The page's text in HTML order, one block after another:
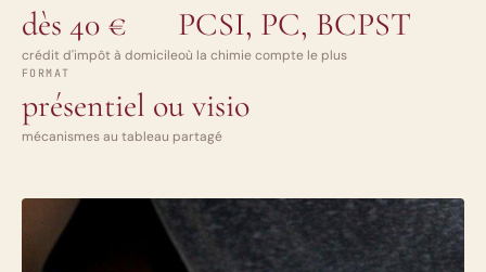
dès 40 €
crédit d'impôt à domicile
PCSI, PC, BCPST
où la chimie compte le plus
FORMAT
présentiel ou visio
mécanismes au tableau partagé